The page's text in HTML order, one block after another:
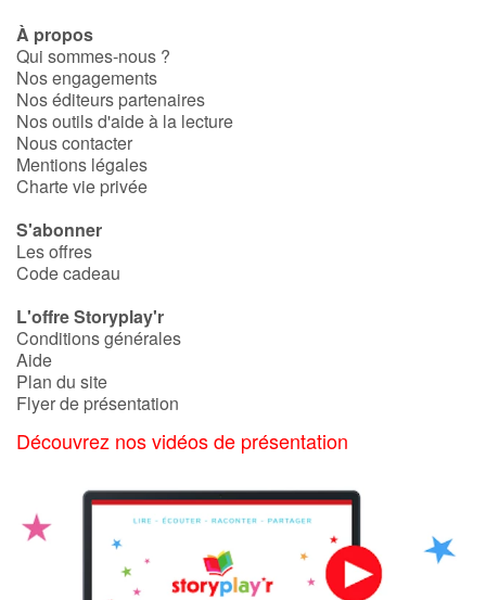
Vidéos & Tutoriaux
Blog
Actualités
Par thématique
Rencontres et témoignages
Contes d'ici et d'ailleurs
Autour de la lecture
Apprendre à lire
Livre audio
Activités et ateliers
À propos
Qui sommes-nous ?
Nos engagements
Nos éditeurs partenaires
Nos outils d'aide à la lecture
Nous contacter
Mentions légales
Charte vie privée
S'abonner
Les offres
Code cadeau
L'offre Storyplay'r
Conditions générales
Aide
Plan du site
Flyer de présentation
Découvrez nos vidéos de présentation